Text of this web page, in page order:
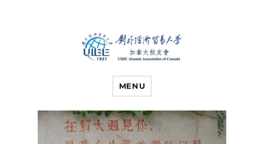
对外经济贸易
大学加拿大校
MENU